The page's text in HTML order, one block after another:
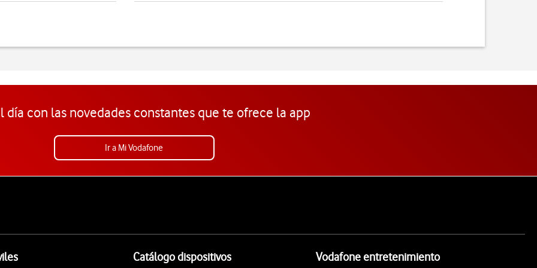
día con las novedades constantes que te ofrece la app
Ir a Mi Vodafone
Catálogo dispositivos Vodafone entretenimiento